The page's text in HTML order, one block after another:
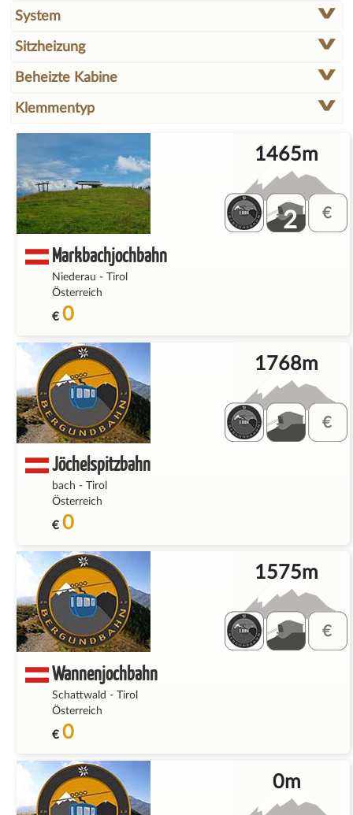
System
Sitzheizung
Beheizte Kabine
Klemmentyp
Markbachjochbahn
Niederau -
Tirol
Österreich
€ 0
1465m
2
Jöchelspitzbahn
bach -
Tirol
Österreich
€ 0
1768m
Wannenjochbahn
Schattwald - Tirol
Österreich
€ 0
1575m
0m